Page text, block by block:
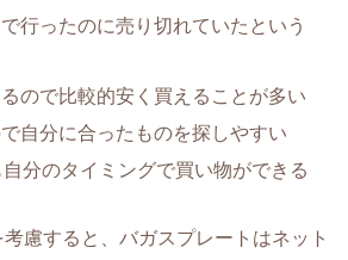
行ったのに売り切れていたという
ので比較的安く買えることが多い
自分に合ったものを探しやすい
分のタイミングで買い物ができる
慮すると、バガスプレートはネット